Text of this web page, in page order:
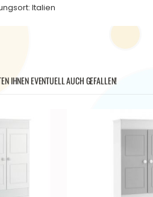
Italien
IHNEN EVENTUELL AUCH GEFALLEN!